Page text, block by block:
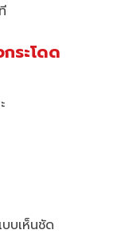
ระโดด
บเห็นชัด